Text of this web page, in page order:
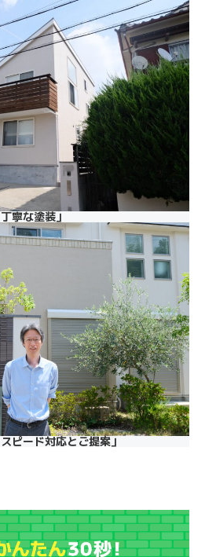
寧な塗装」
ピード対応とご提案」